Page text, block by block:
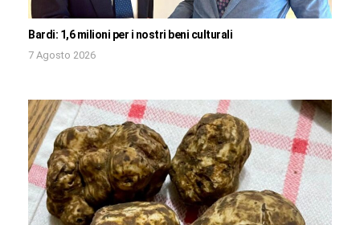
Bardi: 1,6 milioni per i nostri beni culturali
7 Agosto 2026